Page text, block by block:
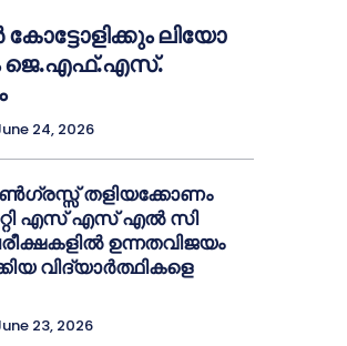
ലിയോ
ജെ.എഫ്.എസ്.
24, 2026
തളിയക്കോണം
എസ് എസ് എൽ സി
ഉന്നതവിജയം
വിദ്യാർത്ഥികളെ
23, 2026